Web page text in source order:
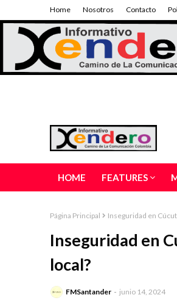
Home Nosotros Contacto
HOME FEATURES
Página Principal Inseguridad en
Inseguridad en
local?
FMSantander junio 14, 2024